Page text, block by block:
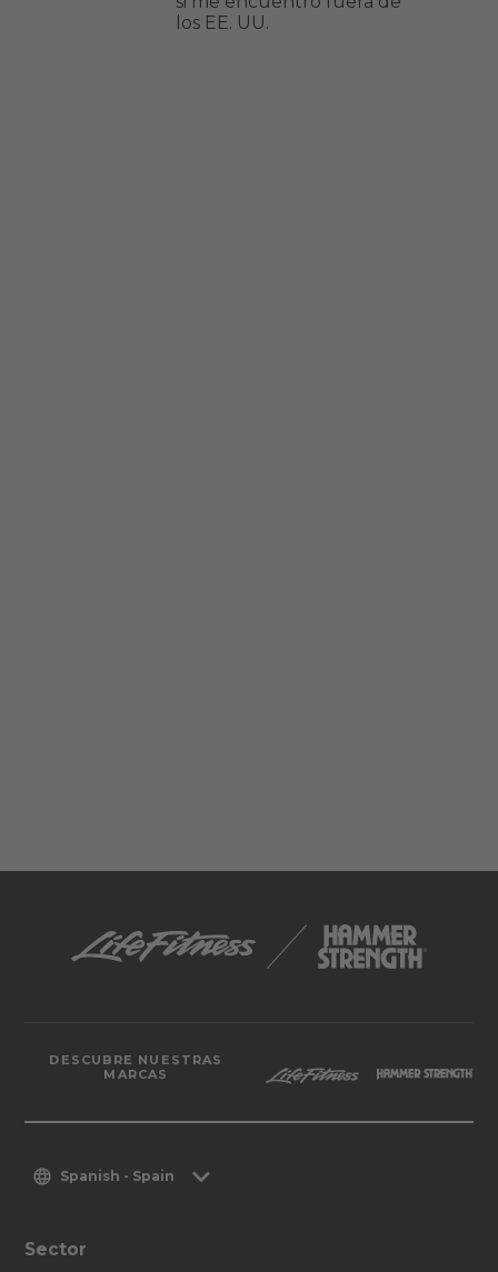
DESCUBRE NUESTRAS
MARCAS
Spanish - Spain
Sector